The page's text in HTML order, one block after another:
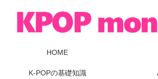
HOME
K-POPの基礎知識